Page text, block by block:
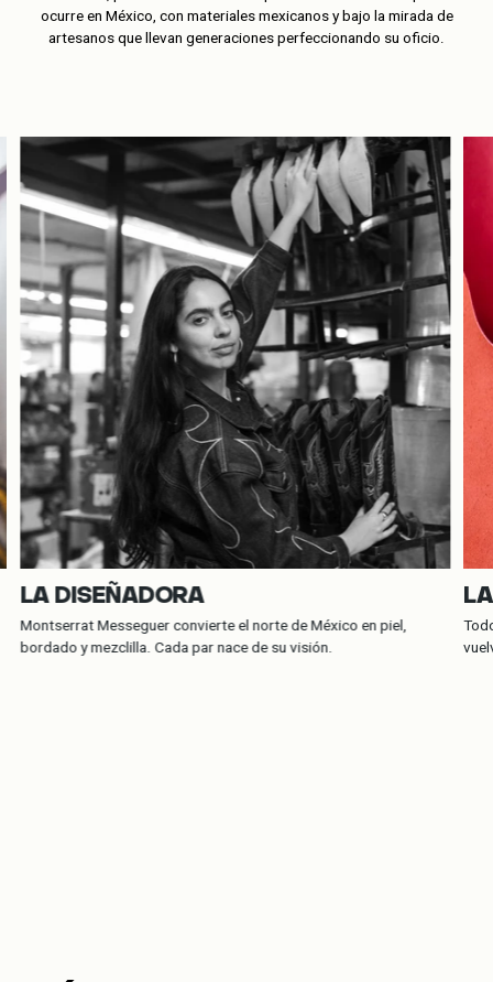
ocurre en México, con materiales mexicanos y bajo la mirada de
artesanos que llevan generaciones perfeccionando su oficio.
LA DISEÑADORA
Montserrat Messeguer convierte el norte de México en piel,
bordado y mezclilla. Cada par nace de su visión.